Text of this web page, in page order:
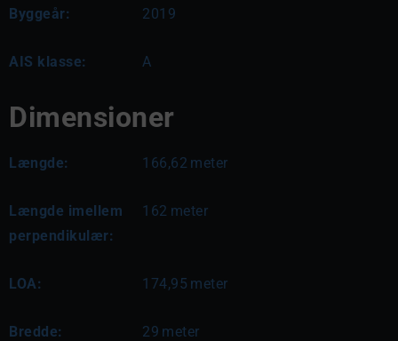
Byggeår: 2019
AIS klasse: A
Dimensioner
Længde: 166,62 meter
Længde imellem
perpendikulær:
162 meter
LOA: 174,95 meter
Bredde: 29 meter